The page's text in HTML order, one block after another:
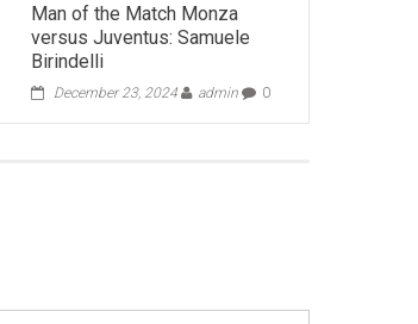
Man of the Match Monza
versus Juventus: Samuele
Birindelli
December 23, 2024 admin 0